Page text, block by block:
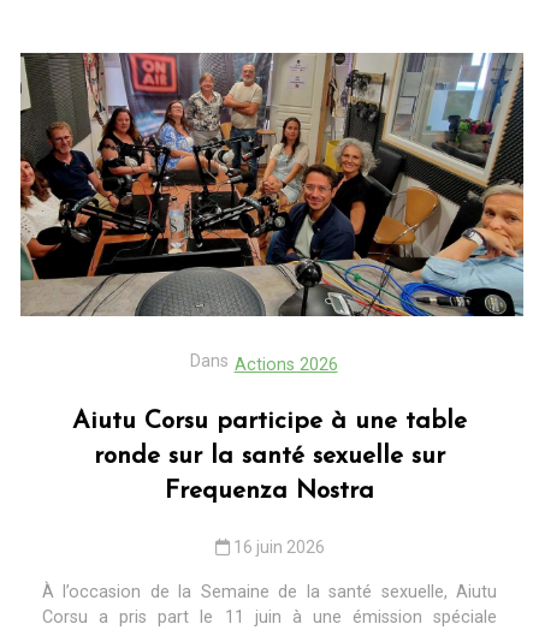
Dans Actions 2026
Aiutu Corsu participe à une table
ronde sur la santé sexuelle sur
Frequenza Nostra
16 juin 2026
À l’occasion de la Semaine de la santé sexuelle, Aiutu
Corsu a pris part le 11 juin à une émission spéciale